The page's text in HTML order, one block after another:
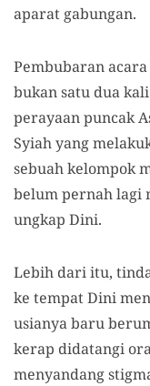
aparat gabungan.
Pembubaran
bukan satu dua
perayaan puncak
Syiah yang
sebuah kelompok
belum pernah lagi
ungkap Dini.
Lebih dari itu,
ke tempat Dini
usianya baru
kerap didatangi
menyandang